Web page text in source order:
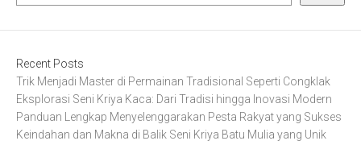
Recent Posts
Trik Menjadi Master di Permainan Tradisional Seperti Congklak
Eksplorasi Seni Kriya Kaca: Dari Tradisi hingga Inovasi Modern
Panduan Lengkap Menyelenggarakan Pesta Rakyat yang Sukses
Keindahan dan Makna di Balik Seni Kriya Batu Mulia yang Unik